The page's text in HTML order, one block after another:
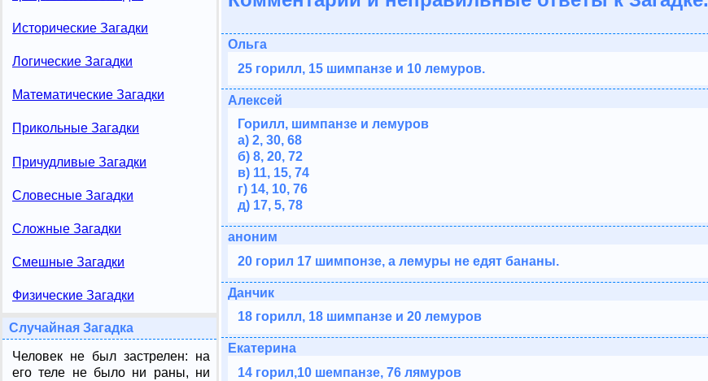
Исторические Загадки
Логические Загадки
Математические Загадки
Прикольные Загадки
Причудливые Загадки
Словесные Загадки
Сложные Загадки
Смешные Загадки
Физические Загадки
Случайная Загадка
Человек не был застрелен: на
его теле не было ни раны, ни
Ольга
25 горилл, 15 шимпанзе и 10 лемуров.
Алексей
Горилл, шимпанзе и лемуров
а) 2, 30, 68
б) 8, 20, 72
в) 11, 15, 74
г) 14, 10, 76
д) 17, 5, 78
аноним
20 горил 17 шимпонзе, а лемуры не едят бананы.
Данчик
18 горилл, 18 шимпанзе и 20 лемуров
Екатерина
14 горил,10 шемпанзе, 76 лямуров